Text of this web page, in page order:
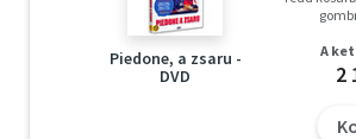
Piedone, a zsaru -
DVD
A
2